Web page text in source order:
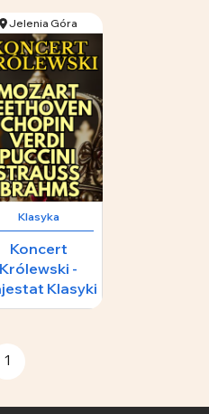
Jelenia Góra
Klasyka
Koncert
Królewski -
Klasyki
1